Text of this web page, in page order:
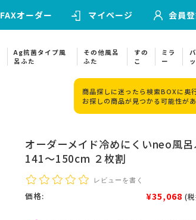
FAXオーダー マイページ 会員
Ag抗菌タイプ風
呂ふた
その他風呂
ふた
すの
こ
ミラ
ー
商品探しに迷ったら検索BOXに奥
お探しの商品が見つかる可能性があ
オーダーメイド冷めにくいneo風
141～150cm ２枚割
レビューを書く
価格: ¥35,068 (